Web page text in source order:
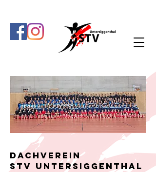
Dachverein
STV Untersiggenthal